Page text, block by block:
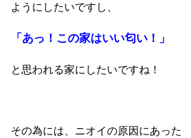
ようにしたいですし、
「あっ！この家はいい匂い！」
と思われる家にしたいですね！
その為には、ニオイの原因にあった